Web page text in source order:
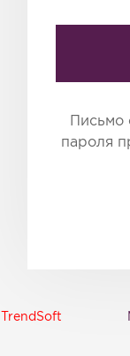
Письмо
пароля
TrendSoft